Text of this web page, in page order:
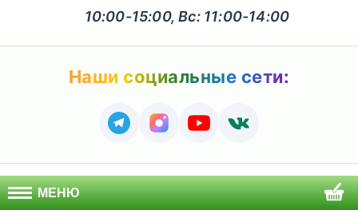
10:00-15:00, Вс: 11:00-14:00
Наши социальные сети:
МЕНЮ